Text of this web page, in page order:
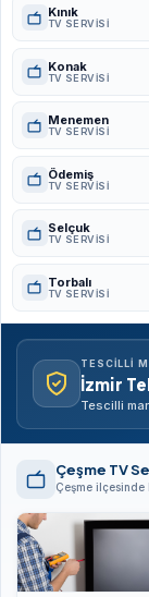
Kınık
TV SERVISI
Konak
TV SERVISI
Menemen
TV SERVISI
Ödemiş
TV SERVISI
Selçuk
TV SERVISI
Torbalı
TV SERVISI
TESCILLI
İzmir
Tescilli
Çeşme TV
Çeşme ilçesinde